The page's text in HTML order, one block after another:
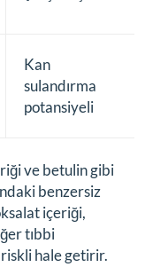
Kan
sulandırma
potansiyeli
ve betulin gibi
benzersiz
içeriği,
tıbbi
hale getirir.